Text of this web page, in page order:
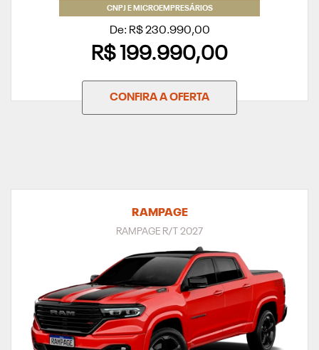
CNPJ E MICROEMPRESÁRIOS
De: R$ 230.990,00
R$ 199.990,00
CONFIRA A OFERTA
RAMPAGE
RAMPAGE R/T 2027